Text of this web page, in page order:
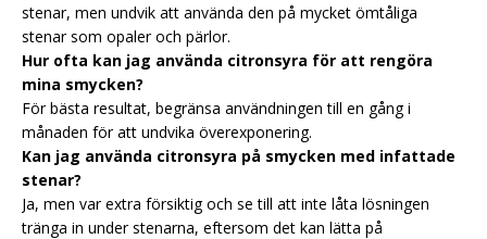
stenar, men undvik att använda den på mycket ömtåliga
stenar som opaler och pärlor.
Hur ofta kan jag använda citronsyra för att rengöra
mina smycken?
För bästa resultat, begränsa användningen till en gång i
månaden för att undvika överexponering.
Kan jag använda citronsyra på smycken med infattade
stenar?
Ja, men var extra försiktig och se till att inte låta lösningen
tränga in under stenarna, eftersom det kan lätta på